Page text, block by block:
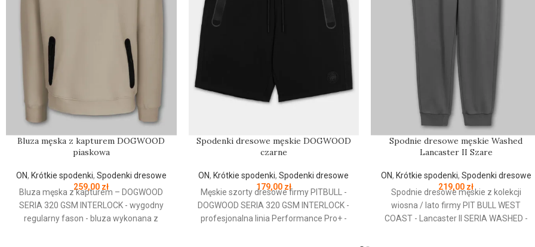
Bluza męska z kapturem DOGWOOD
piaskowa
ON, Krótkie spodenki, Spodenki dresowe
259,00 zł
Bluza męska z kapturem – DOGWOOD
SERIA 320 GSM INTERLOCK - wygodny
regularny fason - bluza wykonana z
Spodenki dresowe męskie DOGWOOD
czarne
ON, Krótkie spodenki,Spodenki dresowe
179,00 zł
Męskie szorty dresowe firmy PITBULL -
DOGWOOD SERIA 320 GSM INTERLOCK -
profesjonalna linia Performance Pro+ -
Spodnie dresowe męskie Washed
Lancaster II Szare
ON, Krótkie spodenki, Spodenki dresowe
219,00 zł
Spodnie dresowe męskie z kolekcji
wiosna / lato firmy PIT BULL WEST
COAST - Lancaster II SERIA WASHED -